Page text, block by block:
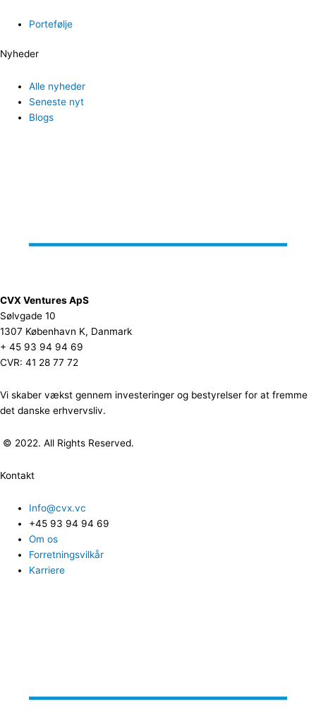
Portefølje
Nyheder
Alle nyheder
Seneste nyt
Blogs
CVX Ventures ApS
Sølvgade 10
1307 København K, Danmark
+ 45 93 94 94 69
CVR: 41 28 77 72
Vi skaber vækst gennem investeringer og bestyrelser for at fremme
det danske erhvervsliv.
© 2022. All Rights Reserved.
Kontakt
Info@cvx.vc
+45 93 94 94 69
Om os
Forretningsvilkår
Karriere